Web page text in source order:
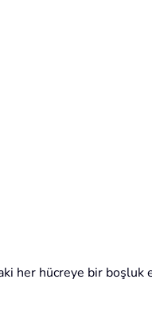
her hücreye bir boşluk